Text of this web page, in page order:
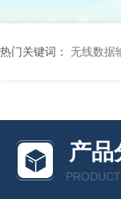
热门关键词： 无线数据
产品